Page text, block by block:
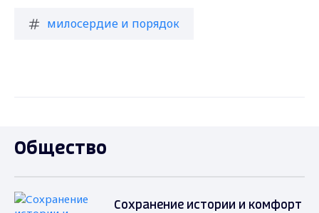
милосердие и порядок
Общество
Сохранение истории и комфорт